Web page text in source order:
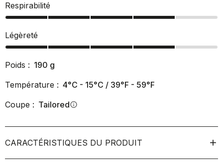
Respirabilité
Légèreté
Poids : 190 g
Température : 4°C - 15°C / 39°F - 59°F
Coupe : Tailoredinfo
CARACTÉRISTIQUES DU PRODUIT